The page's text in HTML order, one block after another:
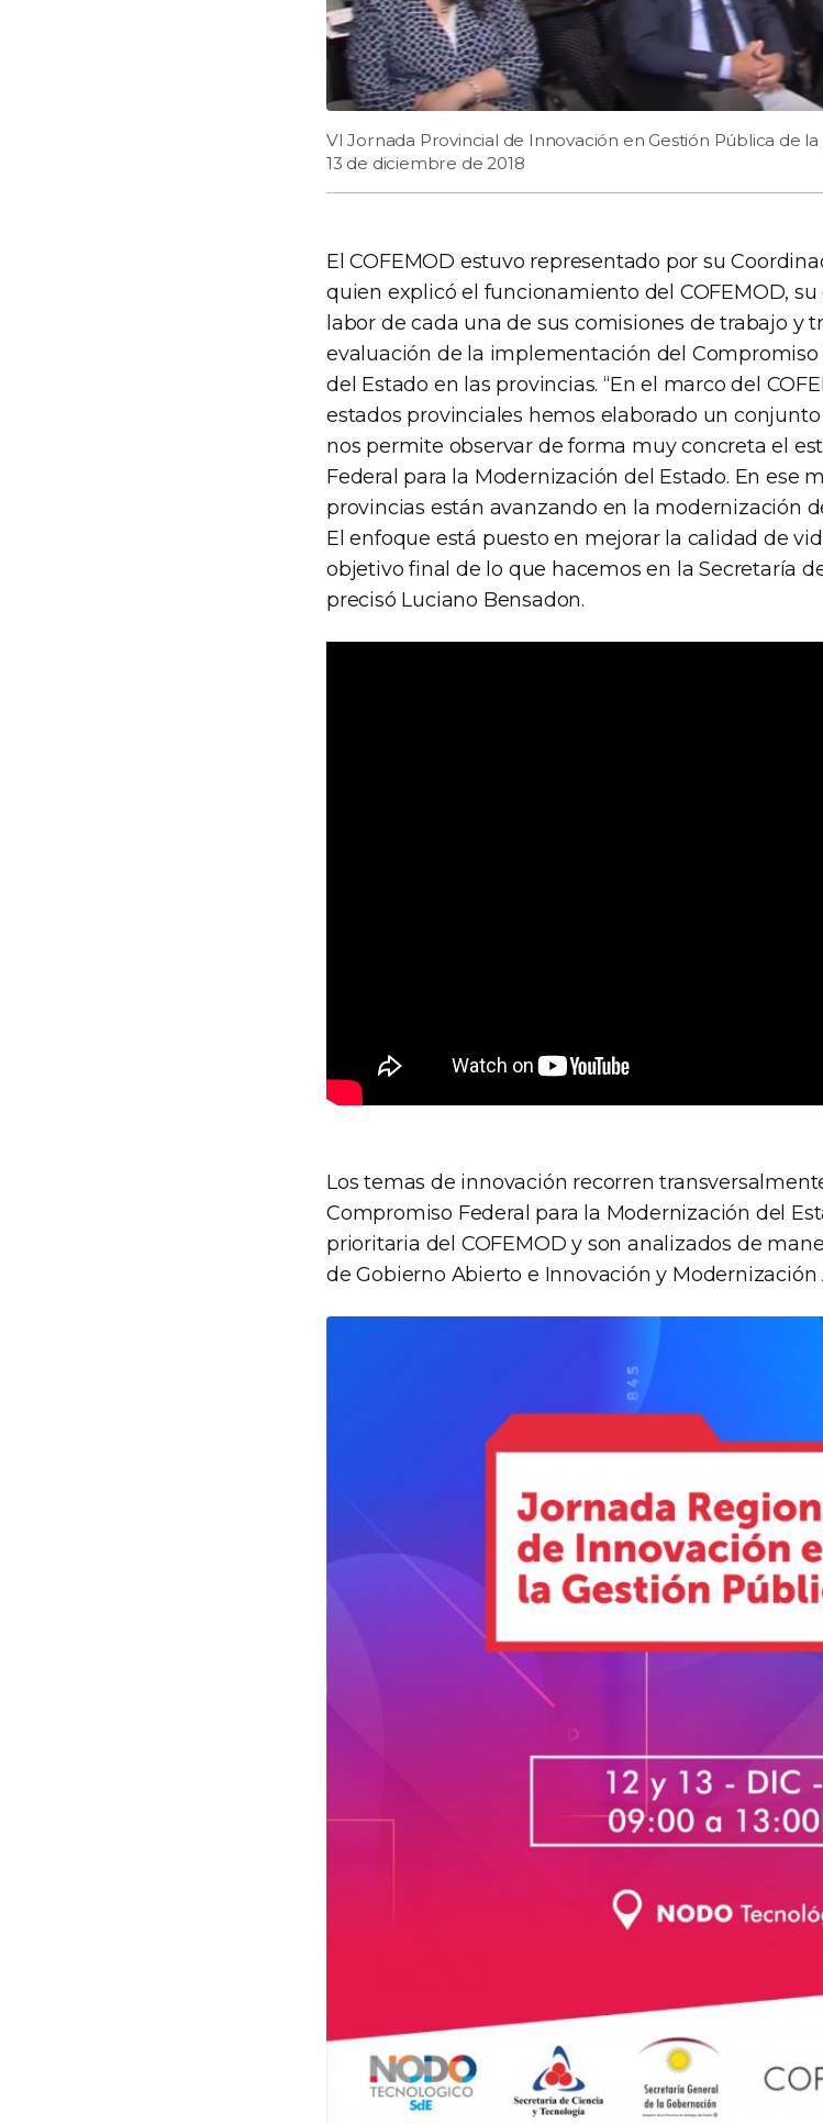
VI Jornada Provincial de Innovación en Gestión Pública de
13 de diciembre de 2018
El COFEMOD estuvo representado por su
quien explicó el funcionamiento del COFEMOD,
labor de cada una de sus comisiones de trabajo y
evaluación de la implementación del Compromiso
del Estado en las provincias. “En el marco del
estados provinciales hemos elaborado un
nos permite observar de forma muy concreta el
Federal para la Modernización del Estado. En ese
provincias están avanzando en la modernización
El enfoque está puesto en mejorar la calidad de
objetivo final de lo que hacemos en la Secretaría
precisó Luciano Bensadon.
Los temas de innovación recorren
Compromiso Federal para la Modernización del
prioritaria del COFEMOD y son analizados de
de Gobierno Abierto e Innovación y